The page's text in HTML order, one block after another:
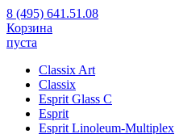
8 (495) 641.51.08
Корзина
пуста
Classix Art
Classix
Esprit Glass C
Esprit
Esprit Linoleum-Multiplex